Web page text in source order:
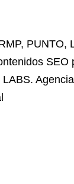
, PUNTO,
SEO